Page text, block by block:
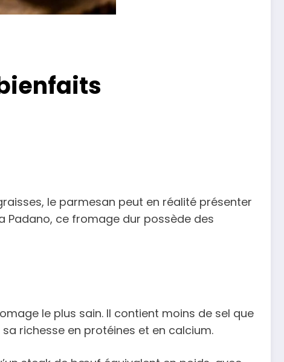
le parmesan peut en réalité présenter
Padano, ce fromage dur possède des
le plus sain. Il contient moins de sel que
richesse en protéines et en calcium.